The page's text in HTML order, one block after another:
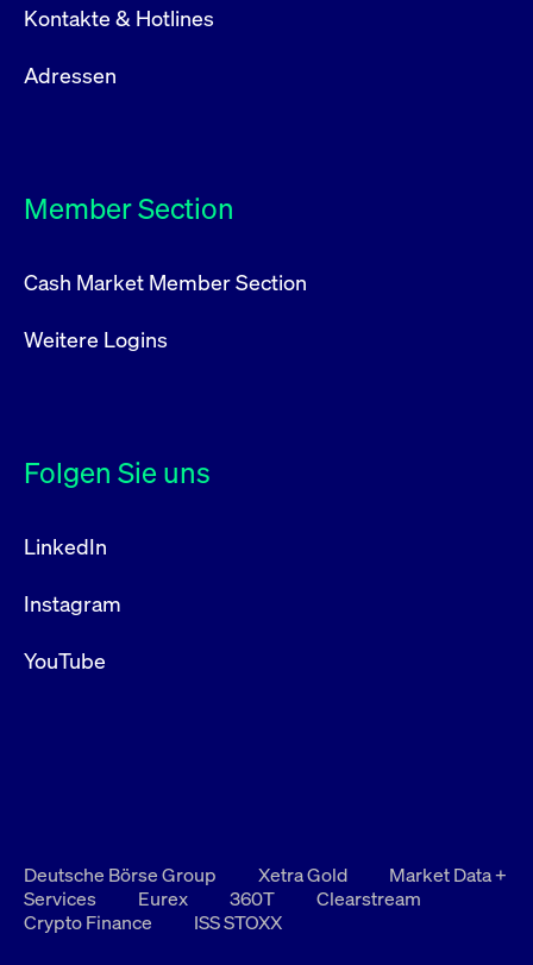
Kontakte & Hotlines
Adressen
Member Section
Cash Market Member Section
Weitere Logins
Folgen Sie uns
LinkedIn
Instagram
YouTube
Deutsche Börse Group Xetra Gold
Market Data +
Services
Eurex 360T
Clearstream
Crypto Finance
ISS STOXX